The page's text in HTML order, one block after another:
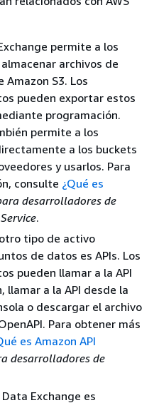
permite a los
archivos de
S3. Los
pueden exportar estos
programación.
permite a los
a los buckets
y usarlos. Para
consulte ¿Qué es
desarrolladores de
.
tipo de activo
de datos es APIs. Los
pueden llamar a la API
llamar a la API desde la
o descargar el archivo
Para obtener más
es Amazon API
desarrolladores de
Data Exchange es